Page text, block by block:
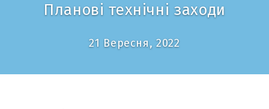
Планові технічні заходи
21 Вересня, 2022